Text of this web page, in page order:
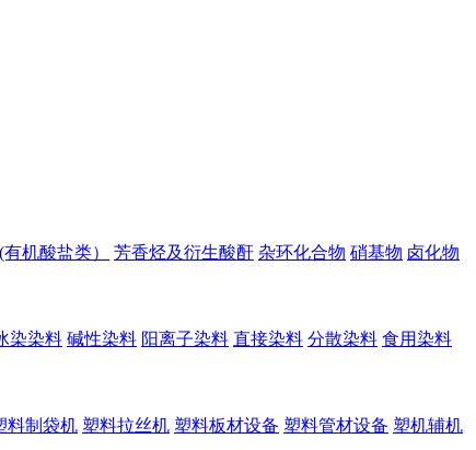
机酸盐类） 芳香烃及衍生酸酐 杂环化合物 硝基物 卤化物
染染料 碱性染料 阳离子染料 直接染料 分散染料 食用染料
料制袋机 塑料拉丝机 塑料板材设备 塑料管材设备 塑机辅机